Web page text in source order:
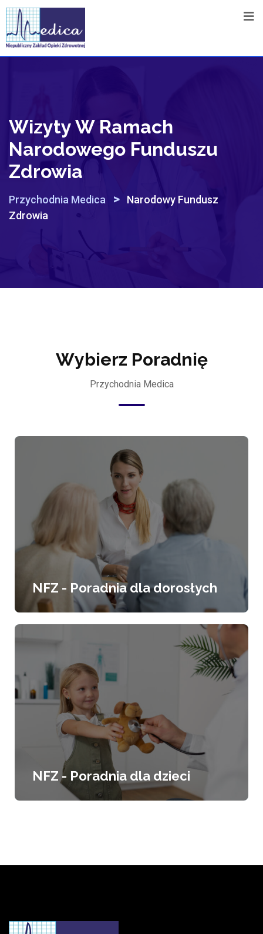
Wizyty W Ramach
Narodowego Funduszu
Zdrowia
Przychodnia Medica >
Narodowy Fundusz
Zdrowia
Wybierz Poradnię
Przychodnia Medica
NFZ - Poradnia dla dorosłych
NFZ - Poradnia dla dzieci